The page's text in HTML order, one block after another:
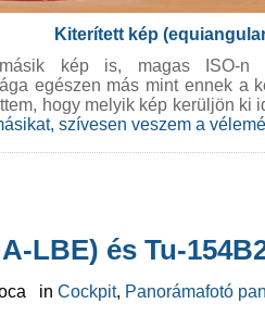
Kiterített kép
kép is, magas ISO-
egészen más mint ennek a
hogy melyik kép kerüljön ki
szívesen veszem a
LBE) és Tu-
in Cockpit, Panorámafotó